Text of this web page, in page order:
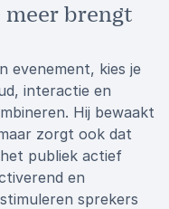
brengt
evenement, kies je
interactie en
Hij bewaakt
zorgt ook dat
publiek actief
en
sprekers